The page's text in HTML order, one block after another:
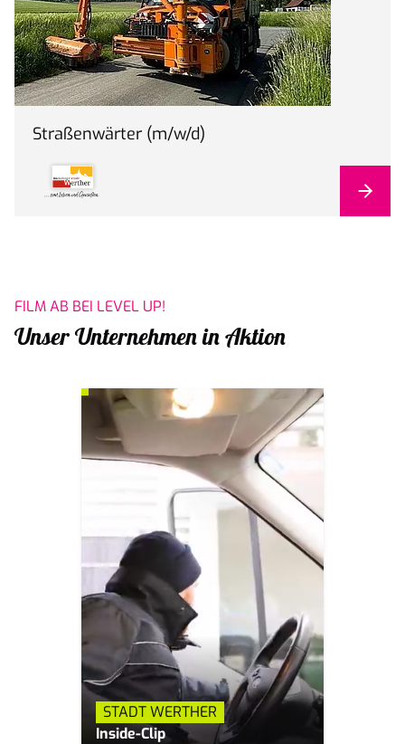
Straßenwärter (m/w/d)
FILM AB BEI LEVEL UP!
Unser Unternehmen in Aktion
STADT WERTHER
Inside-Clip